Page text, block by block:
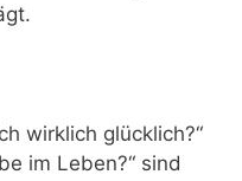
wirklich glücklich?“
im Leben?“ sind